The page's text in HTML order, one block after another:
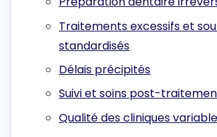
Traitements excessifs et
standardisés
Délais précipités
Suivi et soins post-
Qualité des cliniques variable